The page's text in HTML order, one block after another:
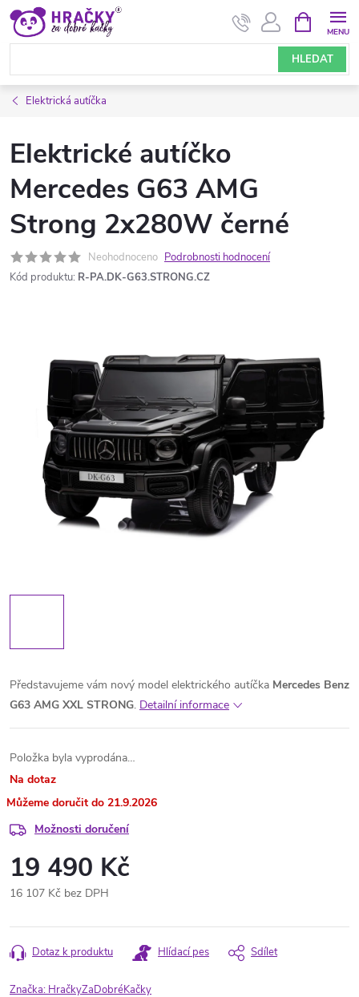
Přejít
obsah
HLEDAT
NÁKUPNÍ
KOŠÍK
Elektrická autíčka
Elektrické autíčko
Mercedes G63 AMG
Strong 2x280W černé
Neohodnoceno Podrobnosti hodnocení
Kód produktu: R-PA.DK-G63.STRONG.CZ
Představujeme vám nový model elektrického autíčka Mercedes Benz
G63 AMG XXL STRONG. Detailní informace
Položka byla vyprodána…
Na dotaz
21.9.2026
Možnosti doručení
19 490 Kč
16 107 Kč bez DPH
cena:
Dotaz k produktu Hlídací pes Sdílet
Značka: HračkyZaDobréKačky